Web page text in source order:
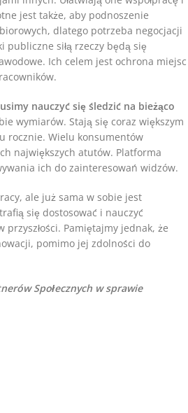
jest także, aby podnoszenie
dlatego potrzeba negocjacji
siłą rzeczy będą się
Ich celem jest ochrona miejsc
nauczyć się śledzić na bieżąco
wymiarów. Stają się coraz większym
rocznie. Wielu konsumentów
największych atutów. Platforma
ich do zainteresowań widzów.
ale już sama w sobie jest
się dostosować i nauczyć
Pamiętajmy jednak, że
pomimo jej zdolności do
Społecznych w sprawie